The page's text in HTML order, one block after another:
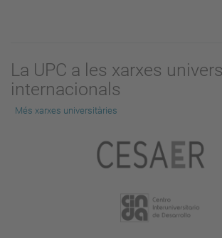
La UPC a les xarxes
internacionals
Més xarxes universitàries